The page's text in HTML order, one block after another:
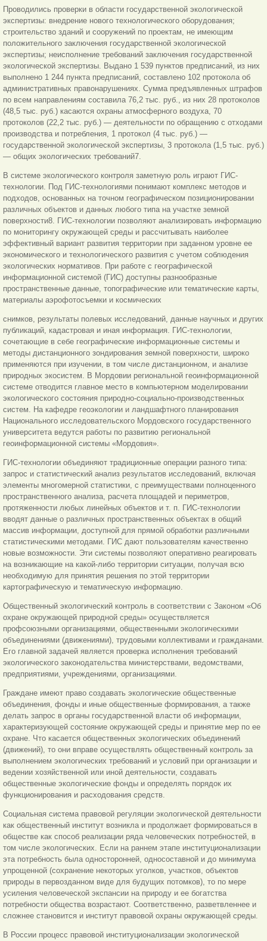
Проводились проверки в области государственной экологической
экспертизы: внедрение нового технологического оборудования;
строительство зданий и сооружений по проектам, не имеющим
положительного заключения государственной экологической
экспертизы; неисполнение требований заключения государственной
экологической экспертизы. Выдано 1 539 пунктов предписаний, из них
выполнено 1 244 пункта предписаний, составлено 102 протокола об
административных правонарушениях. Сумма предъявленных штрафов
по всем направлениям составила 76,2 тыс. руб., из них 28 протоколов
(48,5 тыс. руб.) касаются охраны атмосферного воздуха, 70
протоколов (22,2 тыс. руб.) — деятельности по обращению с отходами
производства и потребления, 1 протокол (4 тыс. руб.) —
государственной экологической экспертизы, 3 протокола (1,5 тыс. руб.)
— общих экологических требований7.
В системе экологического контроля заметную роль играют ГИС-
технологии. Под ГИС-технологиями понимают комплекс методов и
подходов, основанных на точном географическом позиционировании
различных объектов и данных любого типа на участке земной
поверхности8. ГИС-технологии позволяют анализировать информацию
по мониторингу окружающей среды и рассчитывать наиболее
эффективный вариант развития территории при заданном уровне ее
экономического и технологического развития с учетом соблюдения
экологических нормативов. При работе с географической
информационной системой (ГИС) доступны разнообразные
пространственные данные, топографические или тематические карты,
материалы аэрофотосъемки и космических
снимков, результаты полевых исследований, данные научных и других
публикаций, кадастровая и иная информация. ГИС-технологии,
сочетающие в себе географические информационные системы и
методы дистанционного зондирования земной поверхности, широко
применяются при изучении, в том числе дистанционном, и анализе
природных экосистем. В Мордовии региональной геоинформационной
системе отводится главное место в компьютерном моделировании
экологического состояния природно-социально-производственных
систем. На кафедре геоэкологии и ландшафтного планирования
Национального исследовательского Мордовского государственного
университета ведутся работы по развитию региональной
геоинформационной системы «Мордовия».
ГИС-технологии объединяют традиционные операции разного типа:
запрос и статистический анализ результатов исследований, включая
элементы многомерной статистики, с преимуществами полноценного
пространственного анализа, расчета площадей и периметров,
протяженности любых линейных объектов и т. п. ГИС-технологии
вводят данные о различных пространственных объектах в общий
массив информации, доступной для прямой обработки различными
статистическими методами. ГИС дают пользователям качественно
новые возможности. Эти системы позволяют оперативно реагировать
на возникающие на какой-либо территории ситуации, получая всю
необходимую для принятия решения по этой территории
картографическую и тематическую информацию.
Общественный экологический контроль в соответствии с Законом «Об
охране окружающей природной среды» осуществляется
профсоюзными организациями, общественными экологическими
объединениями (движениями), трудовыми коллективами и гражданами.
Его главной задачей является проверка исполнения требований
экологического законодательства министерствами, ведомствами,
предприятиями, учреждениями, организациями.
Граждане имеют право создавать экологические общественные
объединения, фонды и иные общественные формирования, а также
делать запрос в органы государственной власти об информации,
характеризующей состояние окружающей среды и принятие мер по ее
охране. Что касается общественных экологических объединений
(движений), то они вправе осуществлять общественный контроль за
выполнением экологических требований и условий при организации и
ведении хозяйственной или иной деятельности, создавать
общественные экологические фонды и определять порядок их
функционирования и расходования средств.
Социальная система правовой регуляции экологической деятельности
как общественный институт возникла и продолжает формироваться в
обществе как способ реализации ряда человеческих потребностей, в
том числе экологических. Если на раннем этапе институционализации
эта потребность была односторонней, односоставной и до минимума
упрощенной (сохранение некоторых уголков, участков, объектов
природы в первозданном виде для будущих потомков), то по мере
усиления человеческой экспансии на природу и ее богатства
потребности общества возрастают. Соответственно, разветвленнее и
сложнее становится и институт правовой охраны окружающей среды.
В России процесс правовой институционализации экологической